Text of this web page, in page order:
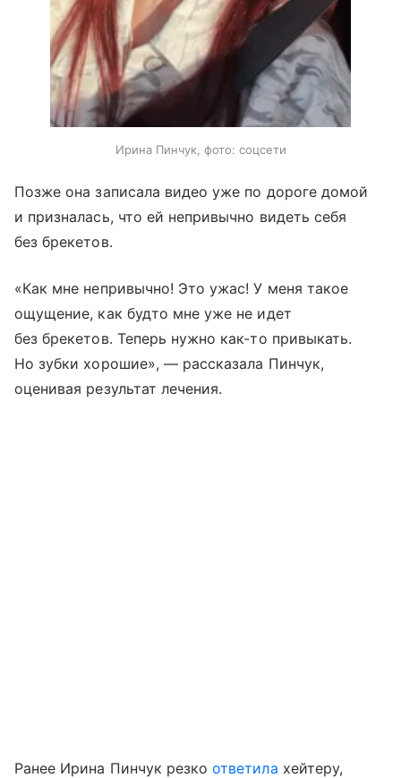
Ирина Пинчук, фото: соцсети
Позже она записала видео уже по дороге домой
и призналась, что ей непривычно видеть себя
без брекетов.
«Как мне непривычно! Это ужас! У меня такое
ощущение, как будто мне уже не идет
без брекетов. Теперь нужно как-то привыкать.
Но зубки хорошие», — рассказала Пинчук,
оценивая результат лечения.
Ранее Ирина Пинчук резкоответила хейтеру,